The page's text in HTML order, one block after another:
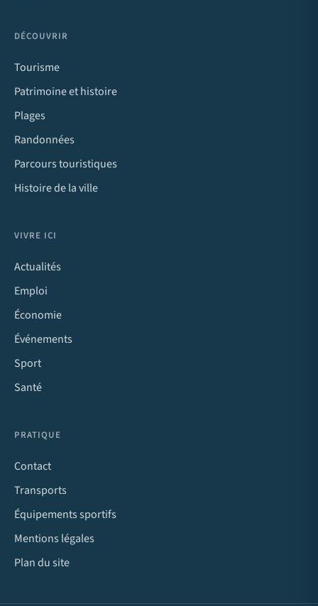
DÉCOUVRIR
Tourisme
Patrimoine et histoire
Plages
Randonnées
Parcours touristiques
Histoire de la ville
VIVRE ICI
Actualités
Emploi
Économie
Événements
Sport
Santé
PRATIQUE
Contact
Transports
Équipements sportifs
Mentions légales
Plan du site